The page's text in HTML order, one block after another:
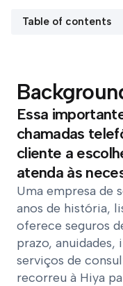
Table of contents
Essa
chamadas
cliente a
atenda às
Uma empresa de
anos de história,
oferece seguros
prazo,
serviços de
recorreu à Hiya